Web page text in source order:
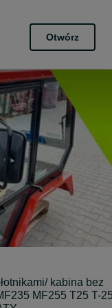
Otwórz
kabina bez
MF255 T25 T-